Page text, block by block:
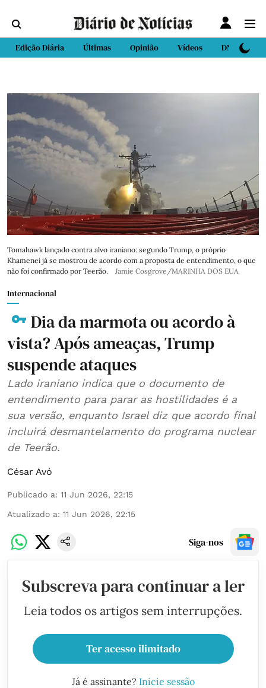
Edição Diária Últimas Opinião Vídeos DN Sport
Tomahawk lançado contra alvo iraniano: segundo Trump, o próprio
Khamenei já se mostrou de acordo com a proposta de entendimento, o que
não foi confirmado por Teerão.
Jamie Cosgrove/MARINHA DOS EUA
Internacional
Dia da marmota ou acordo à
vista? Após ameaças, Trump
suspende ataques
Lado iraniano indica que o documento de
entendimento para parar as hostilidades é a
sua versão, enquanto Israel diz que acordo final
incluirá desmantelamento do programa nuclear
de Teerão.
César Avó
Publicado a: 11 Jun 2026, 22:15
Atualizado a: 11 Jun 2026, 22:15
Siga-nos
Subscreva para continuar a ler
Leia todos os artigos sem interrupções.
Ter acesso ilimitado
Já é assinante? Inicie sessão